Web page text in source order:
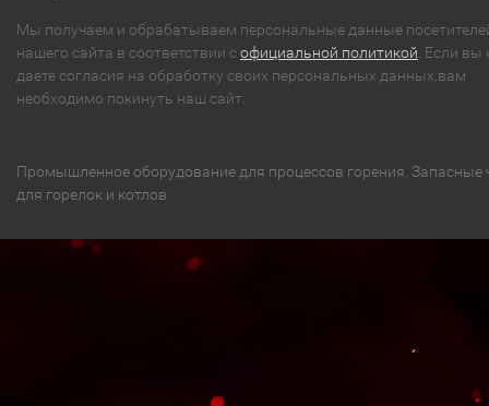
Мы получаем и обрабатываем персональные данные
нашего сайта в соответствии софициальной политикой . Если вы
даете согласия на обработку своих персональных данных,вам
необходимо покинуть наш сайт.
Промышленное оборудование для процессов горения. Запасные
для горелок и котлов